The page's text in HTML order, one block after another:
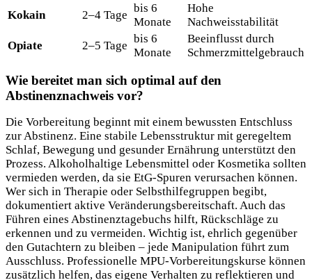
Kokain
2–4 Tage
bis 6
Monate
Hohe
Nachweisstabilität
Opiate
2–5 Tage
bis 6
Monate
Beeinflusst durch
Schmerzmittelgebrauch
Wie bereitet man sich optimal auf den
Abstinenznachweis vor?
Die Vorbereitung beginnt mit einem bewussten Entschluss
zur Abstinenz. Eine stabile Lebensstruktur mit geregeltem
Schlaf, Bewegung und gesunder Ernährung unterstützt den
Prozess. Alkoholhaltige Lebensmittel oder Kosmetika sollten
vermieden werden, da sie EtG-Spuren verursachen können.
Wer sich in Therapie oder Selbsthilfegruppen begibt,
dokumentiert aktive Veränderungsbereitschaft. Auch das
Führen eines Abstinenztagebuchs hilft, Rückschläge zu
erkennen und zu vermeiden. Wichtig ist, ehrlich gegenüber
den Gutachtern zu bleiben – jede Manipulation führt zum
Ausschluss. Professionelle MPU-Vorbereitungskurse können
zusätzlich helfen, das eigene Verhalten zu reflektieren und